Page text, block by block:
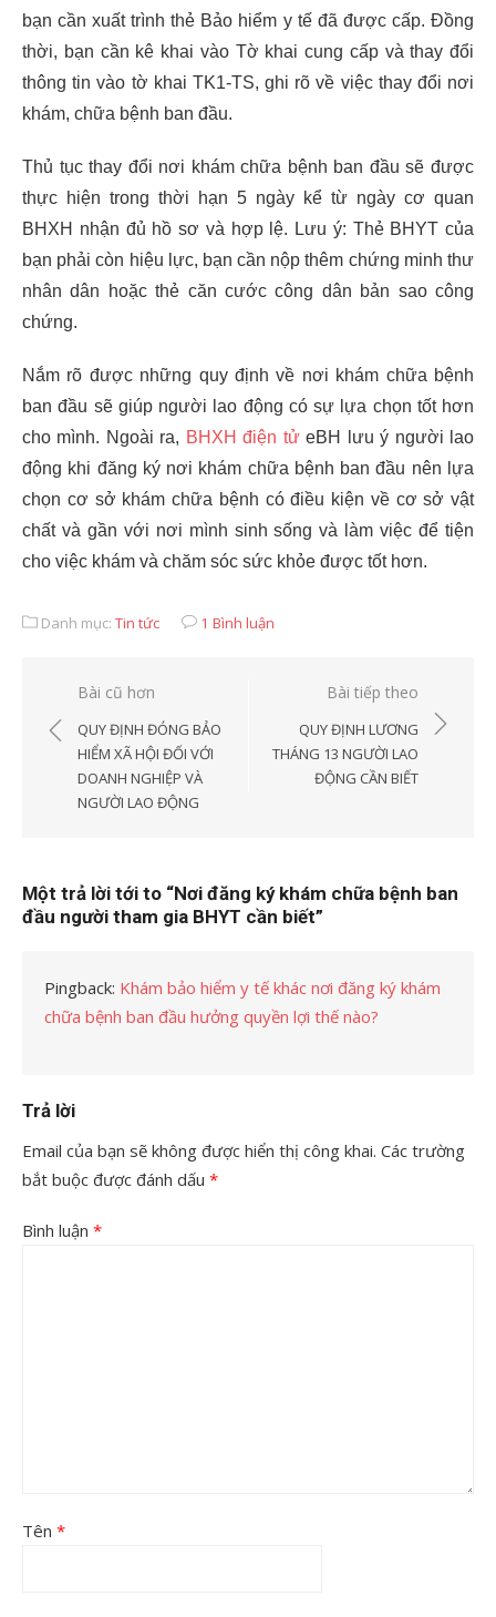
bạn cần xuất trình thẻ Bảo hiểm y tế đã được cấp. Đồng
thời, bạn cần kê khai vào Tờ khai cung cấp và thay đổi
thông tin vào tờ khai TK1-TS, ghi rõ về việc thay đổi nơi
khám, chữa bệnh ban đầu.
Thủ tục thay đổi nơi khám chữa bệnh ban đầu sẽ được
thực hiện trong thời hạn 5 ngày kể từ ngày cơ quan
BHXH nhận đủ hồ sơ và hợp lệ. Lưu ý: Thẻ BHYT của
bạn phải còn hiệu lực, bạn cần nộp thêm chứng minh thư
nhân dân hoặc thẻ căn cước công dân bản sao công
chứng.
Nắm rõ được những quy định về nơi khám chữa bệnh
ban đầu sẽ giúp người lao động có sự lựa chọn tốt hơn
cho mình. Ngoài ra, BHXH điện tửeBH lưu ý người lao
động khi đăng ký nơi khám chữa bệnh ban đầu nên lựa
chọn cơ sở khám chữa bệnh có điều kiện về cơ sở vật
chất và gần với nơi mình sinh sống và làm việc để tiện
cho việc khám và chăm sóc sức khỏe được tốt hơn.
Danh mục: Tin tức 1 Bình luận
Điều
hướng
viết
Bài cũ hơn
QUY ĐỊNH ĐÓNG BẢO
HIỂM XÃ HỘI ĐỐI VỚI
DOANH NGHIỆP VÀ
NGƯỜI LAO ĐỘNG
Bài tiếp theo
QUY ĐỊNH LƯƠNG
THÁNG 13 NGƯỜI LAO
ĐỘNG CẦN BIẾT
Một trả lời tới to “Nơi đăng ký khám chữa bệnh ban
đầu người tham gia BHYT cần biết”
Pingback: Khám bảo hiểm y tế khác nơi đăng ký khám
chữa bệnh ban đầu hưởng quyền lợi thế nào?
Trả lời
Email của bạn sẽ không được hiển thị công khai. Các trường
bắt buộc được đánh dấu *
Bình luận *
Tên *